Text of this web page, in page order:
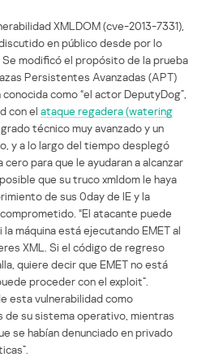
XMLDOM (cve-2013-7331),
en público desde por lo
. Se modificó el propósito de la prueba
Persistentes Avanzadas (APT)
como “el actor DeputyDog”,
con el ataque regadera (watering
grado técnico muy avanzado y un
y a lo largo del tiempo desplegó
para que le ayudaran a alcanzar
que su truco xmldom le haya
de sus 0day de IE y la
“El atacante puede
máquina está ejecutando EMET al
XML. Si el código de regreso
quiere decir que EMET no está
proceder con el exploit”.
esta vulnerabilidad como
de su sistema operativo, mientras
se habían denunciado en privado